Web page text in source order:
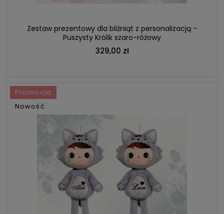
Zestaw prezentowy dla bliźniąt z personalizacją –
Puszysty Królik szaro-różowy
329,00 zł
Promocja
Nowość